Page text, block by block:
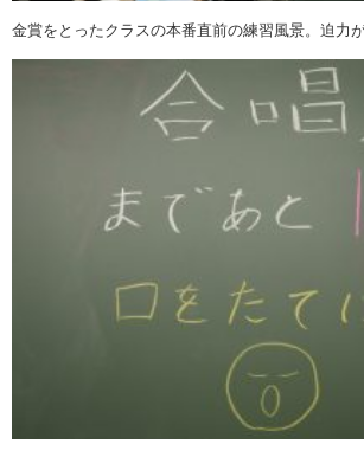
金賞をとったクラスの本番直前の練習風景。迫力が